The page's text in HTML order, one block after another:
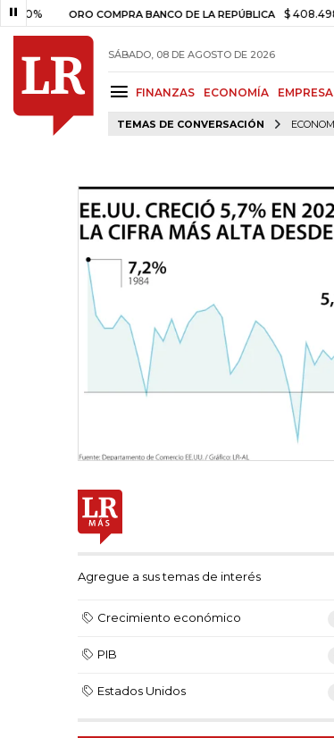
ORO COMPRA BANCO DE LA REPÚBLICA $ 408.498,97
SÁBADO, 08 DE AGOSTO DE 2026
FINANZAS ECONOMÍA
TEMAS DE CONVERSACIÓN
Agregue a sus temas de interés
Crecimiento económico
PIB
Estados Unidos